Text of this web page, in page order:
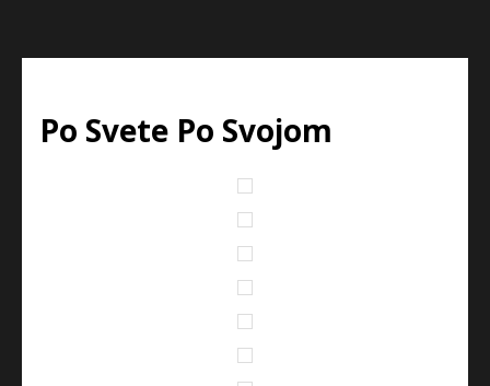
Po Svete Po Svojom